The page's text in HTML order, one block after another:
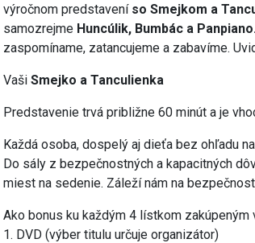
výročnom predstavení so Smejkom a
samozrejme Huncúlik, Bumbác a
zaspomíname, zatancujeme a zabavíme.
VašiSmejko a Tanculienka
Predstavenie trvá približne 60 minút a je
Každá osoba, dospelý aj dieťa bez ohľadu
Do sály z bezpečnostných a kapacitných
miest na sedenie. Záleží nám na
Ako bonus ku každým 4 lístkom
1. DVD (výber titulu určuje organizátor)